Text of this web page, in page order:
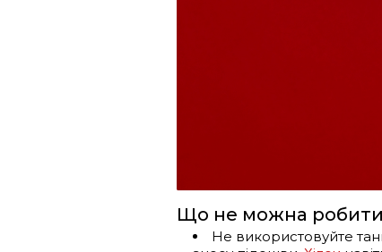
Що не можна робити
Не використовуйте